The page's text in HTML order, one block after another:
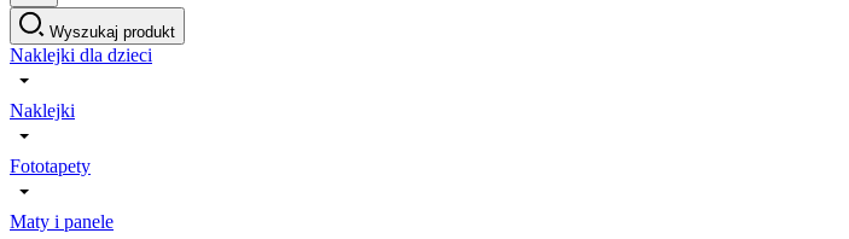
Wyszukaj produkt
Naklejki dla dzieci
Naklejki
Fototapety
Maty i panele